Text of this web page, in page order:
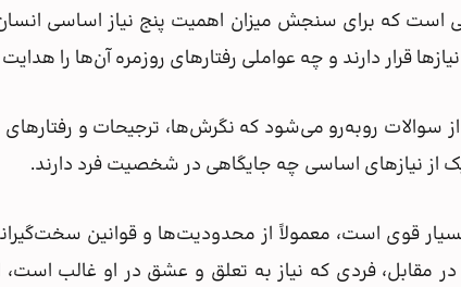
است که برای سنجش میزان اهمیت پنج نیاز اساسی
قرار دارند و چه عواملی رفتارهای روزمره آن‌ها را
سوالات روبه‌رو می‌شود که نگرش‌ها، ترجیحات و
نیازهای اساسی چه جایگاهی در شخصیت فرد دارند.
بسیار قوی است، معمولاً از محدودیت‌ها و قوانین
مقابل، فردی که نیاز به تعلق و عشق در او غالب